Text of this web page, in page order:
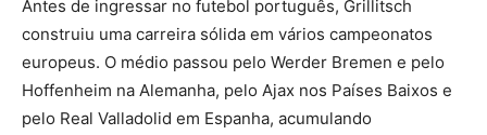
Antes de ingressar no futebol português, Grillitsch
construiu uma carreira sólida em vários campeonatos
europeus. O médio passou pelo Werder Bremen e pelo
Hoffenheim na Alemanha, pelo Ajax nos Países Baixos e
pelo Real Valladolid em Espanha, acumulando